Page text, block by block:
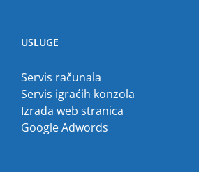
USLUGE
Servis računala
Servis igraćih konzola
Izrada web stranica
Google Adwords